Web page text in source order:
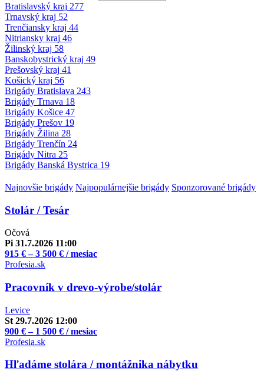
Bratislavský kraj 277
Trnavský kraj 52
Trenčiansky kraj 44
Nitriansky kraj 46
Žilinský kraj 58
Banskobystrický kraj 49
Prešovský kraj 41
Košický kraj 56
Brigády Bratislava 243
Brigády Trnava 18
Brigády Košice 47
Brigády Prešov 19
Brigády Žilina 28
Brigády Trenčín 24
Brigády Nitra 25
Brigády Banská Bystrica 19
Najnovšie brigády Najpopulárnejšie brigády Sponzorované brigády
Stolár / Tesár
Očová
Pi 31.7.2026 11:00
915 € – 3 500 € / mesiac
Profesia.sk
Pracovník v drevo-výrobe/stolár
Levice
St 29.7.2026 12:00
900 € – 1 500 € / mesiac
Profesia.sk
Hľadáme stolára / montážnika nábytku